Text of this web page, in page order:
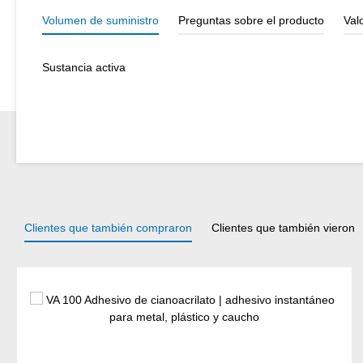
Volumen de suministro Preguntas sobre el producto
Sustancia activa
Clientes que también compraron Clientes que también vieron